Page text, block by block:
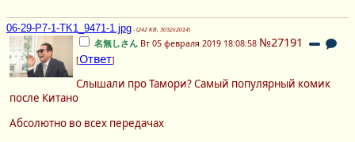
06-29-P7-1-TK1_9471-1.jpg - (242 KB, 3032x2014)
名無しさん Вт 05 февраля 2019 18:08:58 №27191
[Ответ]
Слышали про Тамори? Самый популярный комик
после Китано
Абсолютно во всех передачах